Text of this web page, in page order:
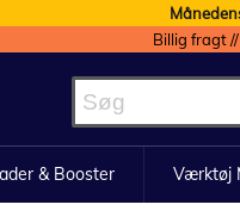
Billig fragt
& Booster Værktøj